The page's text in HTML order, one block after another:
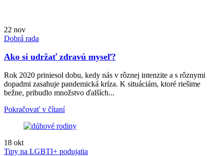
22 nov
Dobrá rada
Ako si udržať zdravú myseľ?
Rok 2020 priniesol dobu, kedy nás v rôznej intenzite a s rôznymi
dopadmi zasahuje pandemická kríza. K situáciám, ktoré riešime
bežne, pribudlo množstvo ďalších...
Pokračovať v čítaní
18 okt
Tipy na LGBTI+ podujatia